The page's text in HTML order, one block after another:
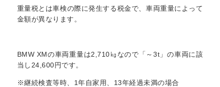
重量税とは車検の際に発生する税金で、車両重量によって
金額が異なります。
BMW XMの車両重量は2,710㎏なので「～3t」の車両に該
当し24,600円です。
※継続検査等時、1年自家用、13年経過未満の場合